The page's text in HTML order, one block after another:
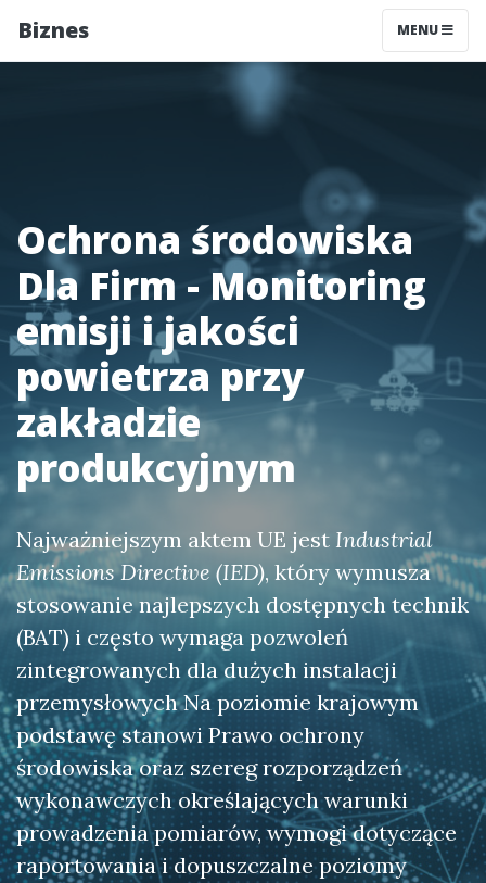
Biznes MENU
Ochrona środowiska
Dla Firm - Monitoring
emisji i jakości
powietrza przy
zakładzie
produkcyjnym
Najważniejszym aktem UE jest Industrial
Emissions Directive (IED), który wymusza
stosowanie najlepszych dostępnych technik
(BAT) i często wymaga pozwoleń
zintegrowanych dla dużych instalacji
przemysłowych Na poziomie krajowym
podstawę stanowi Prawo ochrony
środowiska oraz szereg rozporządzeń
wykonawczych określających warunki
prowadzenia pomiarów, wymogi dotyczące
raportowania i dopuszczalne poziomy